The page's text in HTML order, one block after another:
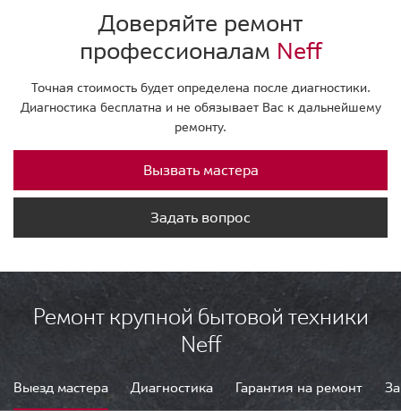
Доверяйте ремонт
профессионалам Neff
Точная стоимость будет определена после диагностики.
Диагностика бесплатна и не обязывает Вас к дальнейшему
ремонту.
Вызвать мастера
Задать вопрос
Ремонт крупной бытовой техники
Neff
Выезд мастера Диагностика Гарантия на ремонт